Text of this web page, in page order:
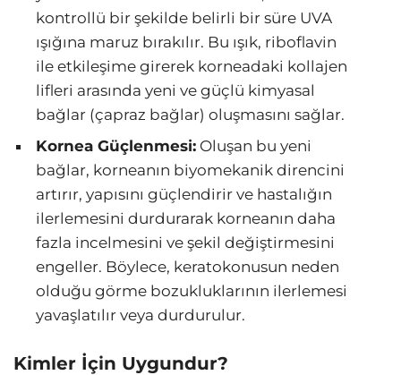
kontrollü bir şekilde belirli bir süre UVA
ışığına maruz bırakılır. Bu ışık, riboflavin
ile etkileşime girerek korneadaki kollajen
lifleri arasında yeni ve güçlü kimyasal
bağlar (çapraz bağlar) oluşmasını sağlar.
Kornea Güçlenmesi: Oluşan bu yeni
bağlar, korneanın biyomekanik direncini
artırır, yapısını güçlendirir ve hastalığın
ilerlemesini durdurarak korneanın daha
fazla incelmesini ve şekil değiştirmesini
engeller. Böylece, keratokonusun neden
olduğu görme bozukluklarının ilerlemesi
yavaşlatılır veya durdurulur.
Kimler İçin Uygundur?